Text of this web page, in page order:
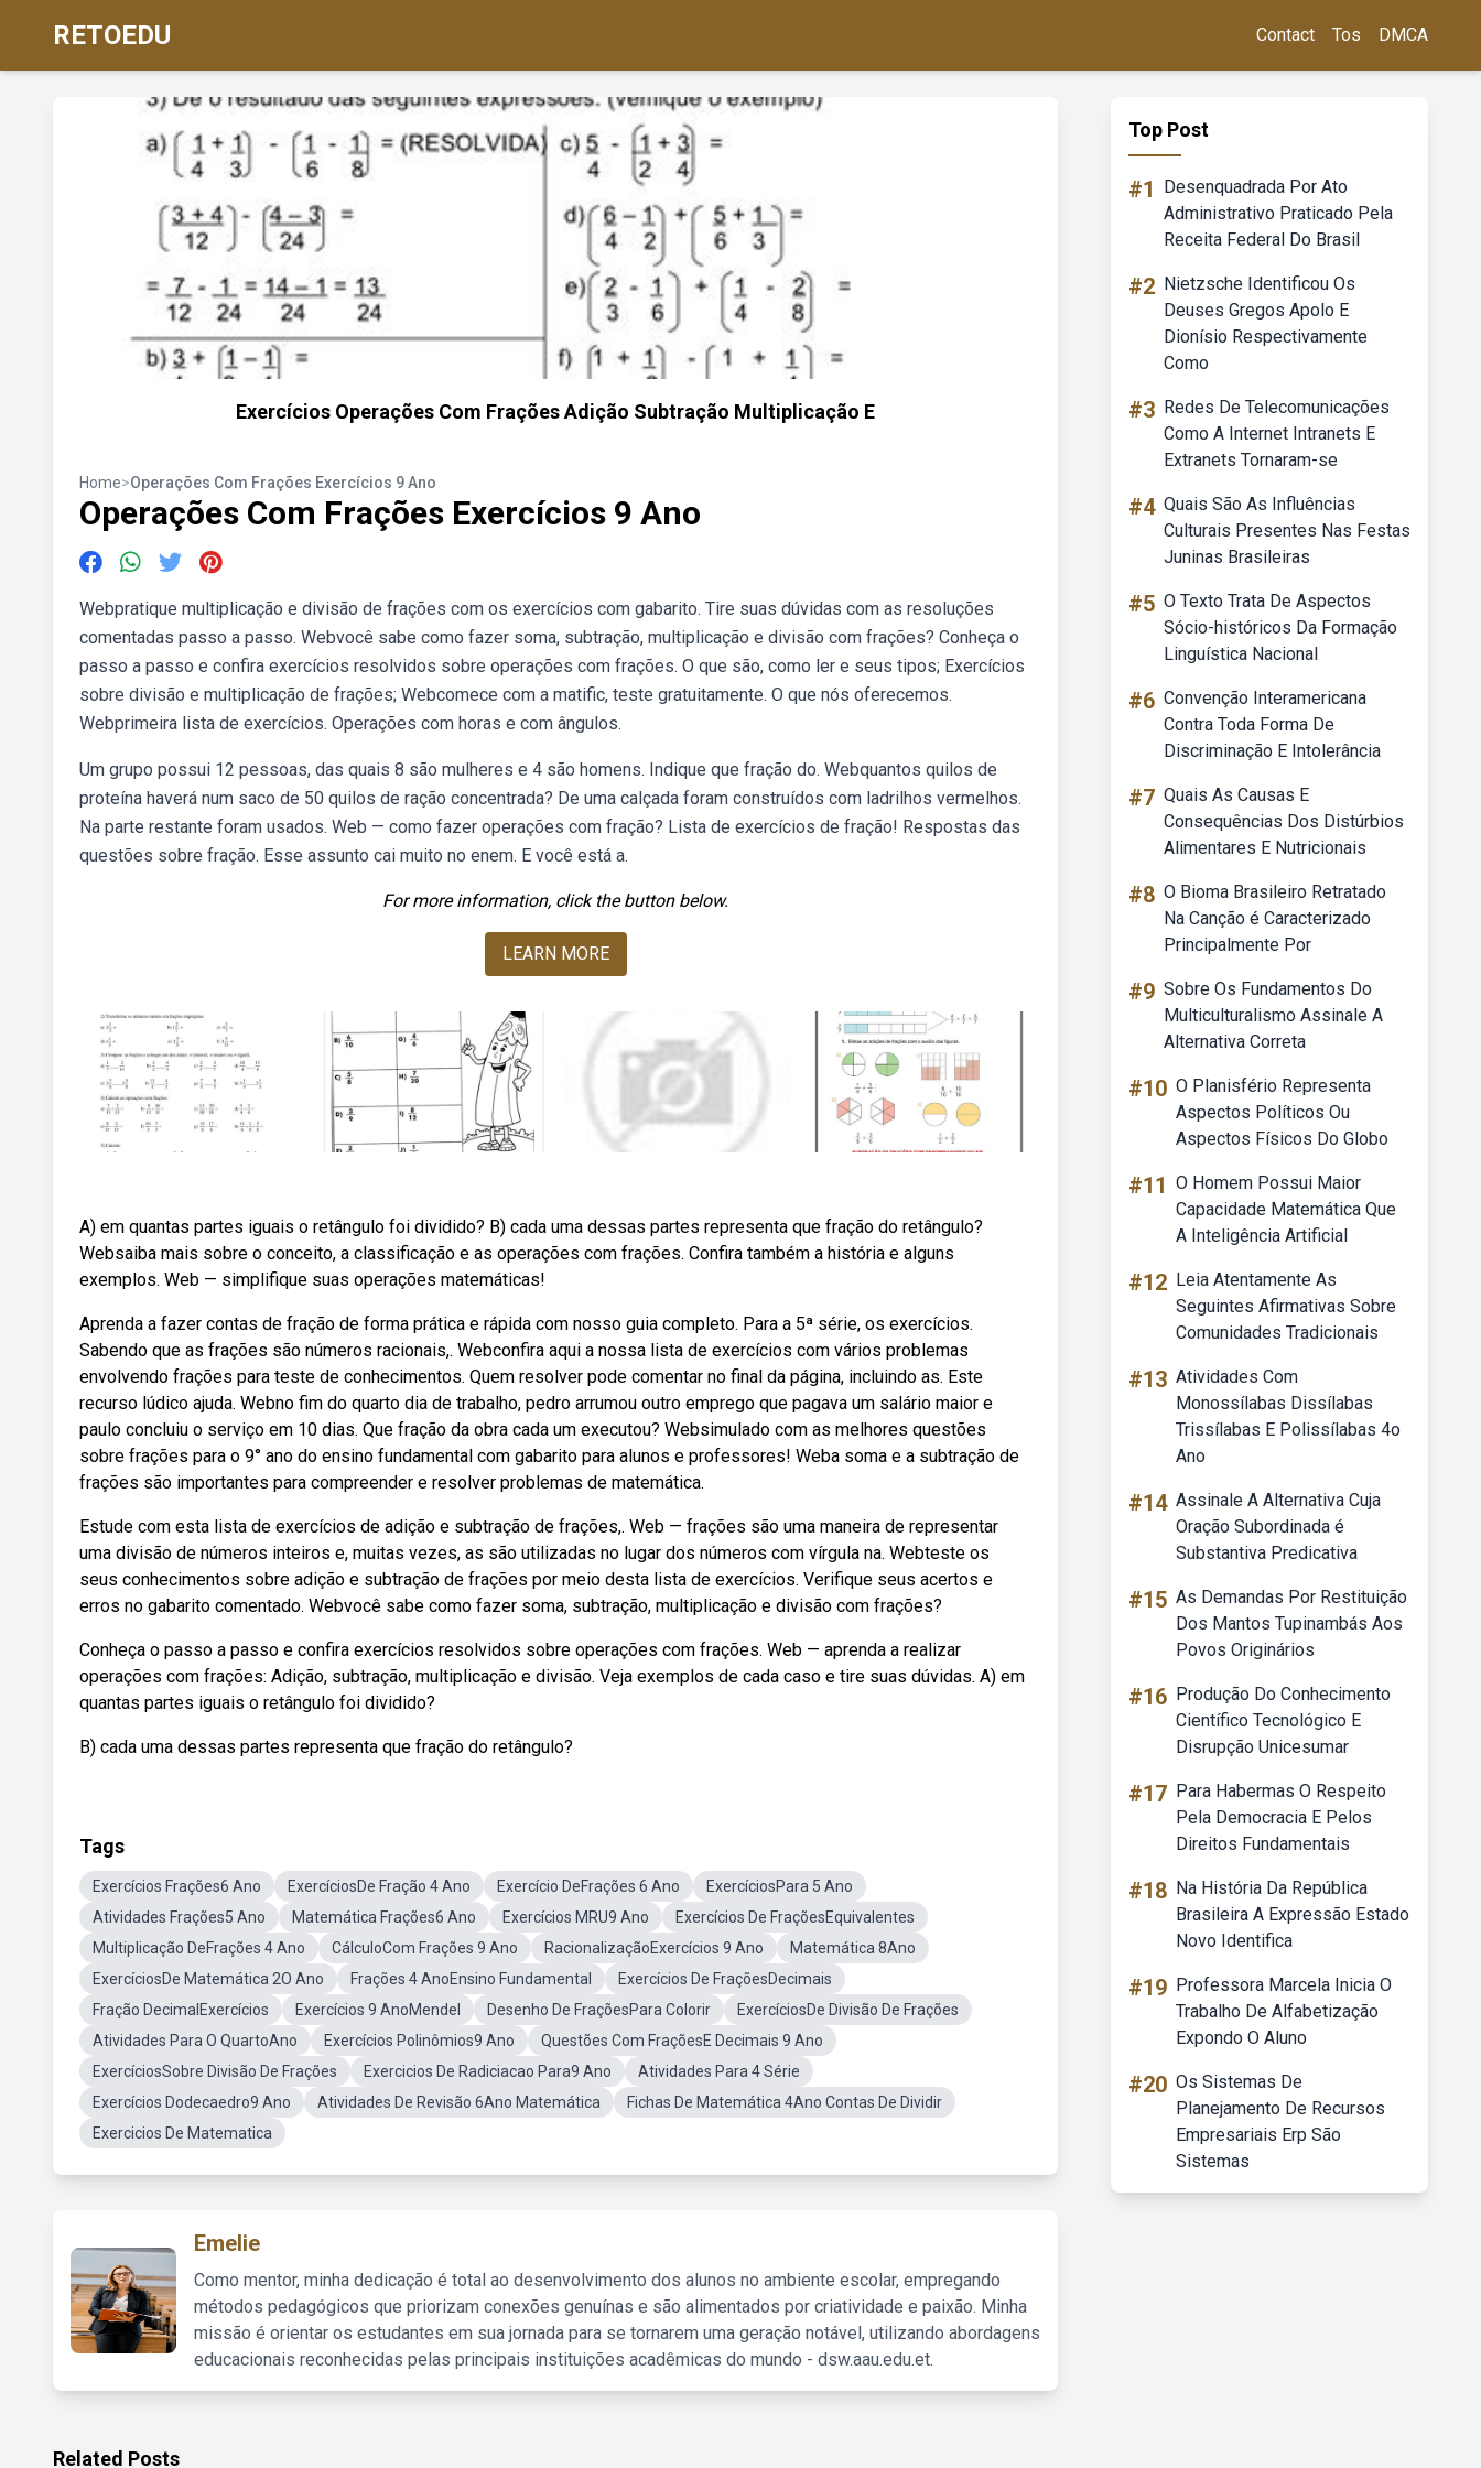
RETOEDU Contact Tos DMCA
Exercícios Operações Com Frações Adição Subtração Multiplicação E
Home>Operações Com Frações Exercícios 9 Ano
Operações Com Frações Exercícios 9 Ano
Webpratique multiplicação e divisão de frações com os exercícios com gabarito. Tire suas dúvidas com as resoluções
comentadas passo a passo. Webvocê sabe como fazer soma, subtração, multiplicação e divisão com frações? Conheça o
passo a passo e confira exercícios resolvidos sobre operações com frações. O que são, como ler e seus tipos; Exercícios
sobre divisão e multiplicação de frações; Webcomece com a matific, teste gratuitamente. O que nós oferecemos.
Webprimeira lista de exercícios. Operações com horas e com ângulos.
Um grupo possui 12 pessoas, das quais 8 são mulheres e 4 são homens. Indique que fração do. Webquantos quilos de
proteína haverá num saco de 50 quilos de ração concentrada? De uma calçada foram construídos com ladrilhos vermelhos.
Na parte restante foram usados. Web — como fazer operações com fração? Lista de exercícios de fração! Respostas das
questões sobre fração. Esse assunto cai muito no enem. E você está a.
For more information, click the button below.
LEARN MORE
A) em quantas partes iguais o retângulo foi dividido? B) cada uma dessas partes representa que fração do retângulo?
Websaiba mais sobre o conceito, a classificação e as operações com frações. Confira também a história e alguns
exemplos. Web — simplifique suas operações matemáticas!
Aprenda a fazer contas de fração de forma prática e rápida com nosso guia completo. Para a 5ª série, os exercícios.
Sabendo que as frações são números racionais,. Webconfira aqui a nossa lista de exercícios com vários problemas
envolvendo frações para teste de conhecimentos. Quem resolver pode comentar no final da página, incluindo as. Este
recurso lúdico ajuda. Webno fim do quarto dia de trabalho, pedro arrumou outro emprego que pagava um salário maior e
paulo concluiu o serviço em 10 dias. Que fração da obra cada um executou? Websimulado com as melhores questões
sobre frações para o 9° ano do ensino fundamental com gabarito para alunos e professores! Weba soma e a subtração de
frações são importantes para compreender e resolver problemas de matemática.
Estude com esta lista de exercícios de adição e subtração de frações,. Web — frações são uma maneira de representar
uma divisão de números inteiros e, muitas vezes, as são utilizadas no lugar dos números com vírgula na. Webteste os
seus conhecimentos sobre adição e subtração de frações por meio desta lista de exercícios. Verifique seus acertos e
erros no gabarito comentado. Webvocê sabe como fazer soma, subtração, multiplicação e divisão com frações?
Conheça o passo a passo e confira exercícios resolvidos sobre operações com frações. Web — aprenda a realizar
operações com frações: Adição, subtração, multiplicação e divisão. Veja exemplos de cada caso e tire suas dúvidas. A) em
quantas partes iguais o retângulo foi dividido?
B) cada uma dessas partes representa que fração do retângulo?
Tags
Exercícios Frações6 Ano ExercíciosDe Fração 4 Ano Exercício DeFrações 6 Ano
ExercíciosPara 5 Ano
Atividades Frações5 Ano
Matemática Frações6 Ano Exercícios MRU9 Ano
Exercícios De FraçõesEquivalentes
Multiplicação DeFrações 4 Ano
CálculoCom Frações 9 Ano RacionalizaçãoExercícios 9 Ano
Matemática 8Ano
ExercíciosDe Matemática 2O Ano
Frações 4 AnoEnsino Fundamental
Exercícios De FraçõesDecimais
Fração DecimalExercícios
Exercícios 9 AnoMendel Desenho De FraçõesPara Colorir
ExercíciosDe Divisão De Frações
Atividades Para O QuartoAno
Exercícios Polinômios9 Ano
Questões Com FraçõesE Decimais 9 Ano
ExercíciosSobre Divisão De Frações
Exercicios De Radiciacao Para9 Ano
Atividades Para 4 Série
Exercícios Dodecaedro9 Ano
Atividades De Revisão 6Ano Matemática
Fichas De Matemática 4Ano Contas De Dividir
Exercicios De Matematica
Emelie
Como mentor, minha dedicação é total ao desenvolvimento dos alunos no ambiente escolar, empregando
métodos pedagógicos que priorizam conexões genuínas e são alimentados por criatividade e paixão. Minha
missão é orientar os estudantes em sua jornada para se tornarem uma geração notável, utilizando abordagens
educacionais reconhecidas pelas principais instituições acadêmicas do mundo - dsw.aau.edu.et.
Top Post
#1
Desenquadrada Por Ato
Administrativo Praticado Pela
Receita Federal Do Brasil
#2 Nietzsche Identificou Os
Deuses Gregos Apolo E
Dionísio Respectivamente
Como
#3 Redes De Telecomunicações
Como A Internet Intranets E
Extranets Tornaram-se
#4 Quais São As Influências
Culturais Presentes Nas Festas
Juninas Brasileiras
#5 O Texto Trata De Aspectos
Sócio-históricos Da Formação
Linguística Nacional
#6 Convenção Interamericana
Contra Toda Forma De
Discriminação E Intolerância
#7 Quais As Causas E
Consequências Dos Distúrbios
Alimentares E Nutricionais
#8 O Bioma Brasileiro Retratado
Na Canção é Caracterizado
Principalmente Por
#9 Sobre Os Fundamentos Do
Multiculturalismo Assinale A
Alternativa Correta
#10 O Planisfério Representa
Aspectos Políticos Ou
Aspectos Físicos Do Globo
#11 O Homem Possui Maior
Capacidade Matemática Que
A Inteligência Artificial
#12 Leia Atentamente As
Seguintes Afirmativas Sobre
Comunidades Tradicionais
#13 Atividades Com
Monossílabas Dissílabas
Trissílabas E Polissílabas 4o
Ano
#14 Assinale A Alternativa Cuja
Oração Subordinada é
Substantiva Predicativa
#15 As Demandas Por Restituição
Dos Mantos Tupinambás Aos
Povos Originários
#16 Produção Do Conhecimento
Científico Tecnológico E
Disrupção Unicesumar
#17 Para Habermas O Respeito
Pela Democracia E Pelos
Direitos Fundamentais
#18 Na História Da República
Brasileira A Expressão Estado
Novo Identifica
#19 Professora Marcela Inicia O
Trabalho De Alfabetização
Expondo O Aluno
#20 Os Sistemas De
Planejamento De Recursos
Empresariais Erp São
Sistemas
Related Posts